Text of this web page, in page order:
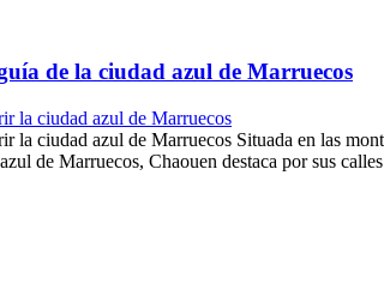
de la ciudad azul de Marruecos
la ciudad azul de Marruecos
la ciudad azul de Marruecos Situada en las
de Marruecos, Chaouen destaca por sus